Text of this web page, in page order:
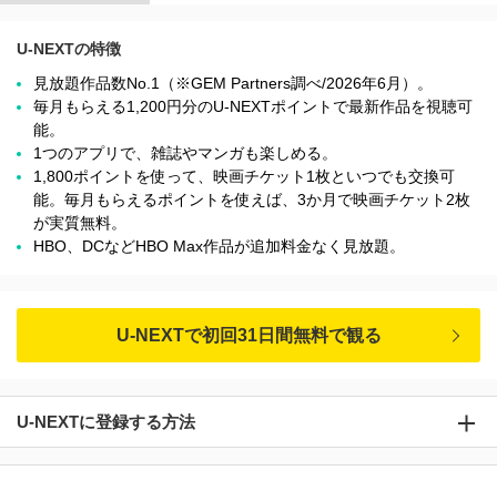
U-NEXTの特徴
見放題作品数No.1（※GEM Partners調べ/2026年6⽉）。
毎月もらえる1,200円分のU-NEXTポイントで最新作品を視聴可
能。
1つのアプリで、雑誌やマンガも楽しめる。
1,800ポイントを使って、映画チケット1枚といつでも交換可
能。毎月もらえるポイントを使えば、3か月で映画チケット2枚
が実質無料。
HBO、DCなどHBO Max作品が追加料金なく見放題。
U-NEXTで初回31日間無料で観る
U-NEXTに登録する方法